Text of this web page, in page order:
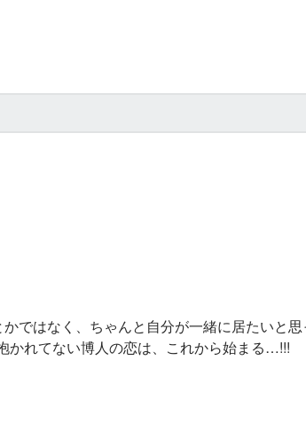
ではなく、ちゃんと自分が一緒に居たいと
かれてない博人の恋は、これから始まる…!!!